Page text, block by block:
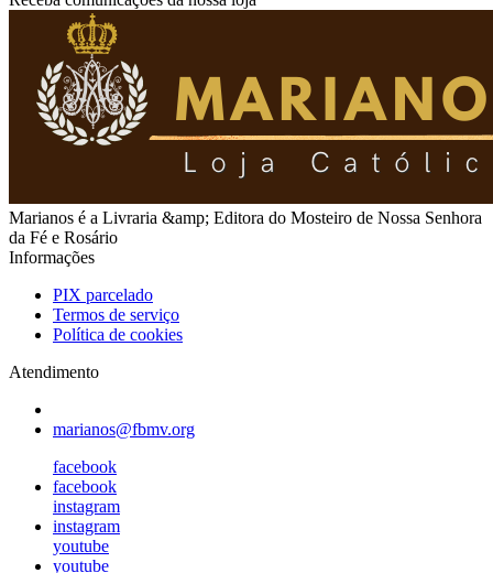
Marianos é a Livraria &amp; Editora do Mosteiro de Nossa Senhora
da Fé e Rosário
Informações
PIX parcelado
Termos de serviço
Política de cookies
Atendimento
marianos@fbmv.org
facebook
facebook
instagram
instagram
youtube
youtube